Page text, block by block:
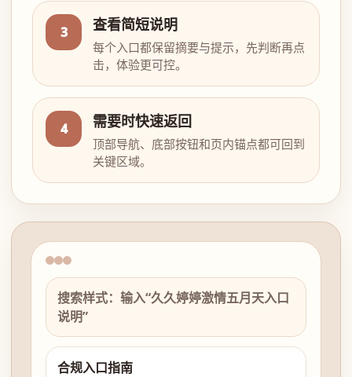
3 查看简短说明
每个入口都保留摘要与提示，先判断再点
击，体验更可控。
4 需要时快速返回
顶部导航、底部按钮和页内锚点都可回到
关键区域。
搜索样式：输入“久久婷婷激情五月天入口
说明”
合规入口指南